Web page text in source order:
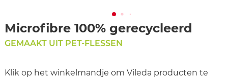
Microfibre 100% gerecycleerd
GEMAAKT UIT PET-FLESSEN
Klik op het winkelmandje om Vileda producten te